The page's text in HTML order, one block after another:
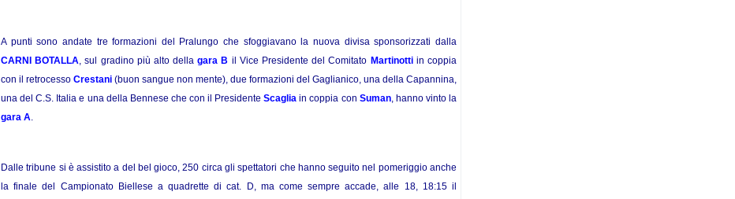
A punti sono andate tre formazioni del Pralungo che sfoggiavano la nuova divisa sponsorizzati dalla
CARNI BOTALLA, sul gradino più alto dellagara B il Vice Presidente del Comitato Martinotti in coppia
con il retrocesso Crestani (buon sangue non mente), due formazioni del Gaglianico, una della Capannina,
una del C.S. Italia e una della Bennese che con il PresidenteScagliain coppia con Suman, hanno vinto la
gara A.
Dalle tribune si è assistito a del bel gioco, 250 circa gli spettatori che hanno seguito nel pomeriggio anche
la finale del Campionato Biellese a quadrette di cat. D, ma come sempre accade, alle 18, 18:15 il